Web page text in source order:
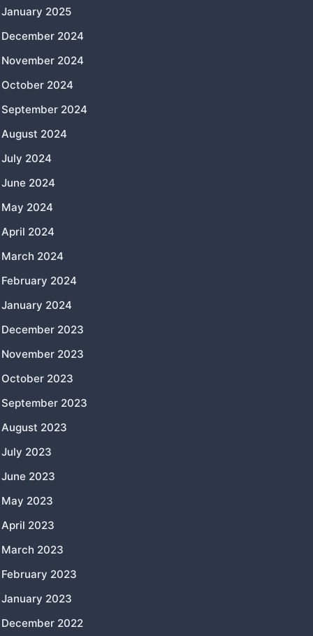
January 2025
December 2024
November 2024
October 2024
September 2024
August 2024
July 2024
June 2024
May 2024
April 2024
March 2024
February 2024
January 2024
December 2023
November 2023
October 2023
September 2023
August 2023
July 2023
June 2023
May 2023
April 2023
March 2023
February 2023
January 2023
December 2022